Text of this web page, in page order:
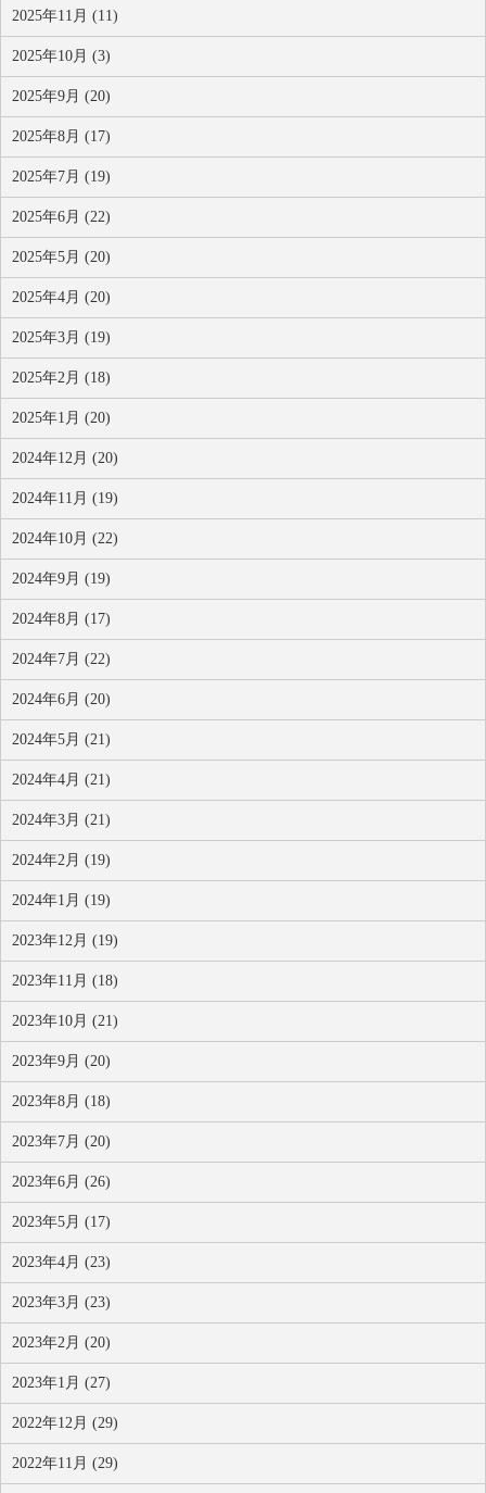
2025年11月 (11)
2025年10月 (3)
2025年9月 (20)
2025年8月 (17)
2025年7月 (19)
2025年6月 (22)
2025年5月 (20)
2025年4月 (20)
2025年3月 (19)
2025年2月 (18)
2025年1月 (20)
2024年12月 (20)
2024年11月 (19)
2024年10月 (22)
2024年9月 (19)
2024年8月 (17)
2024年7月 (22)
2024年6月 (20)
2024年5月 (21)
2024年4月 (21)
2024年3月 (21)
2024年2月 (19)
2024年1月 (19)
2023年12月 (19)
2023年11月 (18)
2023年10月 (21)
2023年9月 (20)
2023年8月 (18)
2023年7月 (20)
2023年6月 (26)
2023年5月 (17)
2023年4月 (23)
2023年3月 (23)
2023年2月 (20)
2023年1月 (27)
2022年12月 (29)
2022年11月 (29)